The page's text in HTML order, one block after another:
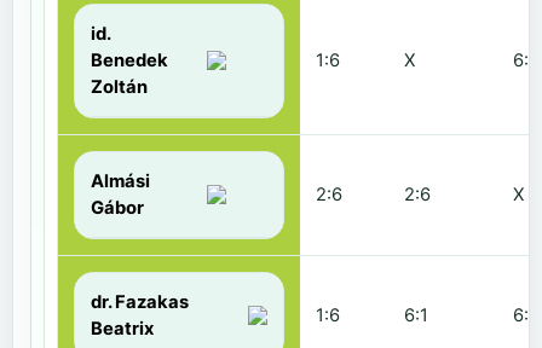
id.
Benedek
Zoltán
1:6 X 6:2
Almási
Gábor
2:6 2:6 X
dr. Fazakas
Beatrix
1:6 6:1 6:0